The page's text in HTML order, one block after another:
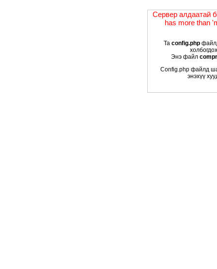
Сервер алдаатай
has more than
Та config.php
Энэ файл
Config.php файлд
энэхүү